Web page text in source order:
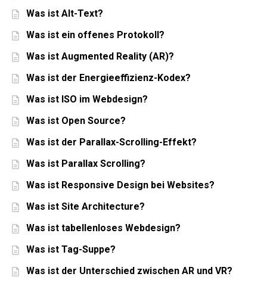
Was ist Alt-Text?
Was ist ein offenes Protokoll?
Was ist Augmented Reality (AR)?
Was ist der Energieeffizienz-Kodex?
Was ist ISO im Webdesign?
Was ist Open Source?
Was ist der Parallax-Scrolling-Effekt?
Was ist Parallax Scrolling?
Was ist Responsive Design bei Websites?
Was ist Site Architecture?
Was ist tabellenloses Webdesign?
Was ist Tag-Suppe?
Was ist der Unterschied zwischen AR und VR?